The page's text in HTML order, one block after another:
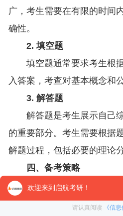
广，考生需要在有限的时间
确性。
2. 填空题
填空题通常要求考生根
入答案，考查对基本概念和
3. 解答题
解答题是考生展示自己
的重要部分。考生需要根据
解题过程，包括必要的理论
四、备考策略
面对竞争激烈的考研环
备考策略。